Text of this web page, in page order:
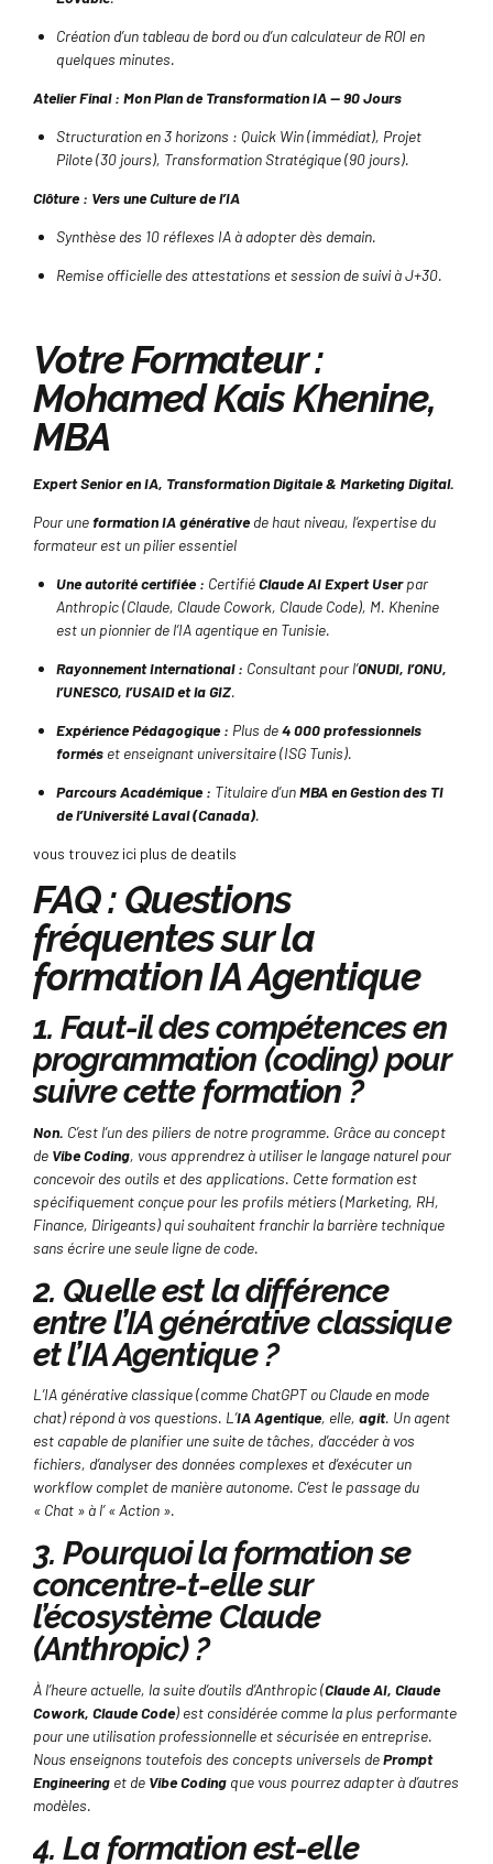
Création d’un tableau de bord ou d’un calculateur de ROI en
quelques minutes.
Atelier Final : Mon Plan de Transformation IA — 90 Jours
Structuration en 3 horizons : Quick Win (immédiat), Projet
Pilote (30 jours), Transformation Stratégique (90 jours).
Clôture : Vers une Culture de l’IA
Synthèse des 10 réflexes IA à adopter dès demain.
Remise officielle des attestations et session de suivi à J+30.
Votre Formateur :
Mohamed Kais Khenine,
MBA
Expert Senior en IA, Transformation Digitale & Marketing Digital.
Pour uneformation IA générative de haut niveau, l’expertise du
formateur est un pilier essentiel
Une autorité certifiée : CertifiéClaude AI Expert Userpar
Anthropic (Claude, Claude Cowork, Claude Code), M. Khenine
est un pionnier de l’IA agentique en Tunisie.
Rayonnement International : Consultant pour l’ONUDI, l’ONU,
l’UNESCO, l’USAID et la GIZ.
Expérience Pédagogique : Plus de4 000 professionnels
formés et enseignant universitaire (ISG Tunis).
Parcours Académique : Titulaire d’unMBA en Gestion des TI
de l’Université Laval (Canada).
vous trouvez ici plus de deatils
FAQ : Questions
fréquentes sur la
formation IA Agentique
1. Faut-il des compétences en
programmation (coding) pour
suivre cette formation ?
Non. C’est l’un des piliers de notre programme. Grâce au concept
de Vibe Coding, vous apprendrez à utiliser le langage naturel pour
concevoir des outils et des applications. Cette formation est
spécifiquement conçue pour les profils métiers (Marketing, RH,
Finance, Dirigeants) qui souhaitent franchir la barrière technique
sans écrire une seule ligne de code.
2. Quelle est la différence
entre l’IA générative classique
et l’IA Agentique ?
L’IA générative classique (comme ChatGPT ou Claude en mode
chat) répond à vos questions. L’IA Agentique, elle, agit. Un agent
est capable de planifier une suite de tâches, d’accéder à vos
fichiers, d’analyser des données complexes et d’exécuter un
workflow complet de manière autonome. C’est le passage du
« Chat » à l’ « Action ».
3. Pourquoi la formation se
concentre-t-elle sur
l’écosystème Claude
(Anthropic) ?
À l’heure actuelle, la suite d’outils d’Anthropic (Claude AI, Claude
Cowork, Claude Code) est considérée comme la plus performante
pour une utilisation professionnelle et sécurisée en entreprise.
Nous enseignons toutefois des concepts universels dePrompt
Engineering et de Vibe Coding que vous pourrez adapter à d’autres
modèles.
4. La formation est-elle